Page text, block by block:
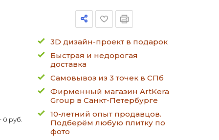
0 руб.
3D дизайн-проект в подарок
Быстрая и недорогая
доставка
Самовывоз из 3 точек в СПб
Фирменный магазин ArtKera
Group в Санкт-Петербурге
10-летний опыт продавцов.
Подберём любую плитку по
фото